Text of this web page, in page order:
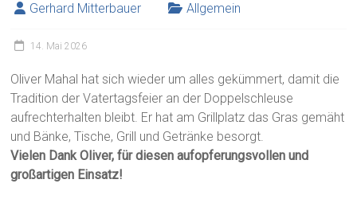
Gerhard Mitterbauer Allgemein
14. Mai 2026
Oliver Mahal hat sich wieder um alles gekümmert, damit die
Tradition der Vatertagsfeier an der Doppelschleuse
aufrechterhalten bleibt. Er hat am Grillplatz das Gras gemäht
und Bänke, Tische, Grill und Getränke besorgt.
Vielen Dank Oliver, für diesen aufopferungsvollen und
großartigen Einsatz!